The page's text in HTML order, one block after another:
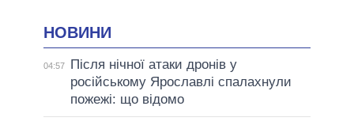
НОВИНИ
04:57
Після нічної атаки дронів у
російському Ярославлі спалахнули
пожежі: що відомо